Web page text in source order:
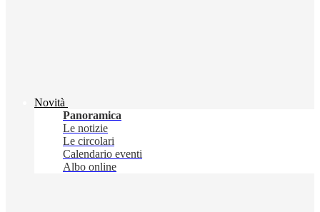
Novità
Panoramica
Le notizie
Le circolari
Calendario eventi
Albo online